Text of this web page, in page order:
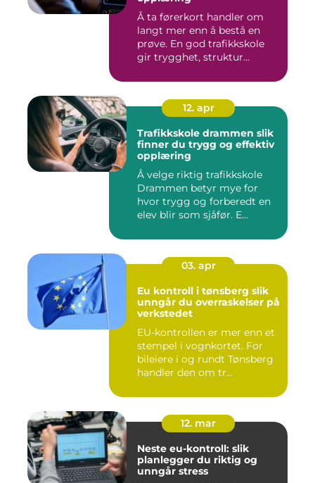
Å ta førerkort handler om
langt mer enn å bestå en
prøve. En god trafikkskole
gir trygghet, struktur...
12. apr
Trafikkskole drammen slik
finner du trygg og effektiv
opplæring
Å velge riktig trafikkskole
Drammen betyr mye for
hvor trygg og forberedt en
elev blir som sjåfør. E...
03. apr
Eu kontroll i tønsberg slik
unngår du overraskelser på
verkstedet
EU-kontrollen er mer enn et
stempel i vognkortet. For
bileiere i og rundt Tønsberg
handler den om tr...
12. mar
Neste eu-kontroll: slik
planlegger du riktig og
unngår stress